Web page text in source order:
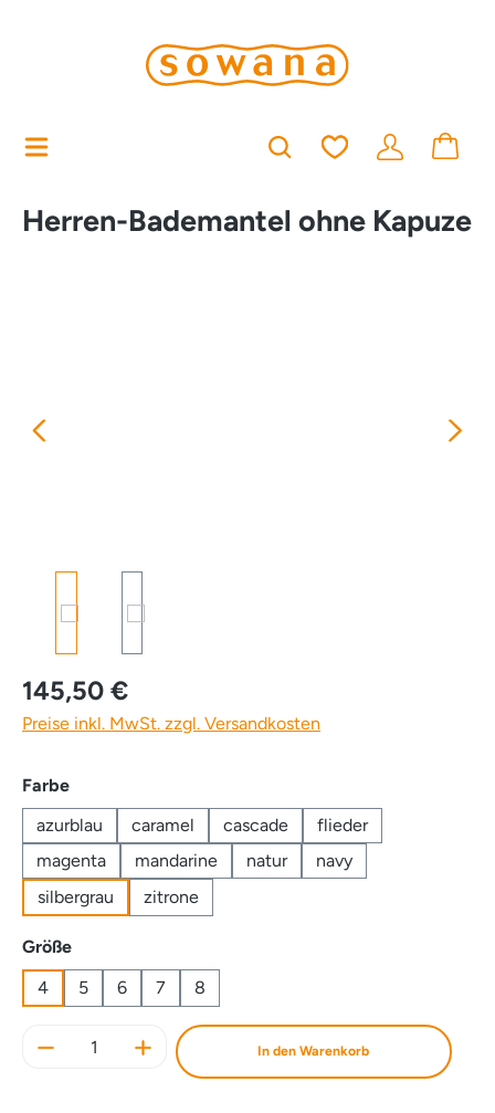
Du hast 0
Herren-Bademantel ohne Kapuze
145,50 €
Preise inkl. MwSt. zzgl. Versandkosten
Farbeauswählen
azurblau
caramel cascade
flieder
magenta
mandarine natur
navy
silbergrau
zitrone
Größeauswählen
4
5 6 7 8
Produkt Anzahl: Gib den gewünschten
In den Warenkorb